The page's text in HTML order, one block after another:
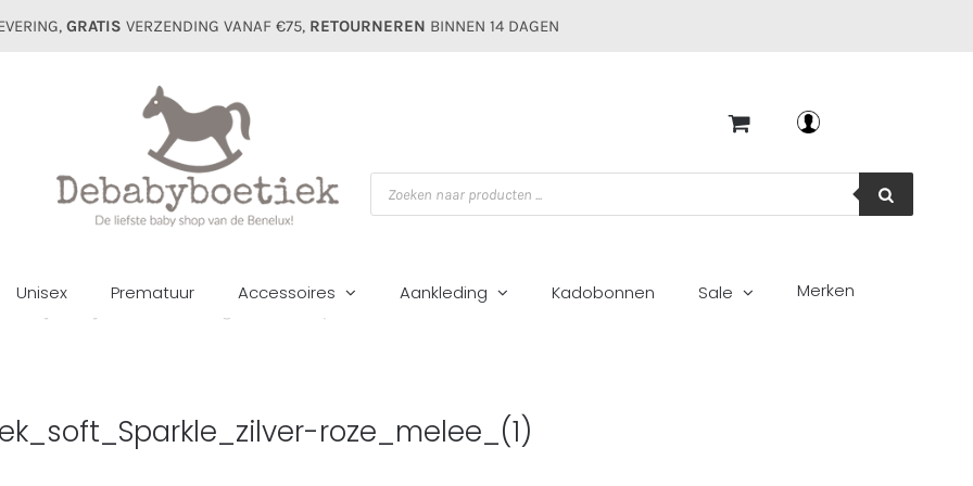
GRATIS VERZENDING VANAF €75, RETOURNEREN BINNEN 14 DAGEN
Producten
zoeken
Unisex Prematuur Accessoires Aankleding Kadobonnen Sale Merken
roze_melee_(1)